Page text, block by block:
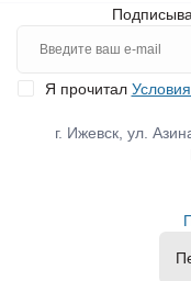
Я прочитал
г. Ижевск, ул.